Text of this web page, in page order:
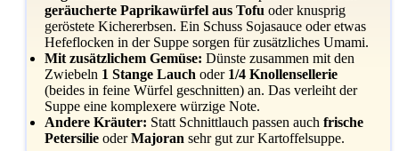
geräucherte Paprikawürfel aus Tofu oder knusprig
geröstete Kichererbsen. Ein Schuss Sojasauce oder etwas
Hefeflocken in der Suppe sorgen für zusätzliches Umami.
Mit zusätzlichem Gemüse: Dünste zusammen mit den
Zwiebeln 1 Stange Lauch oder 1/4 Knollensellerie
(beides in feine Würfel geschnitten) an. Das verleiht der
Suppe eine komplexere würzige Note.
Andere Kräuter: Statt Schnittlauch passen auch frische
Petersilie oderMajoran sehr gut zur Kartoffelsuppe.